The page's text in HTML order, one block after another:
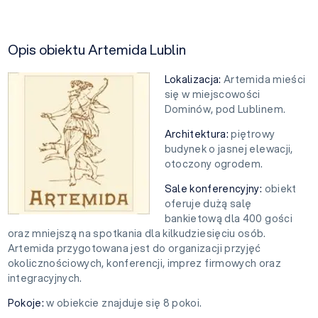
Opis obiektu Artemida Lublin
Lokalizacja:Artemida mieści
się w miejscowości
Dominów, pod Lublinem.
Architektura: piętrowy
budynek o jasnej elewacji,
otoczony ogrodem.
Sale konferencyjny: obiekt
oferuje dużą salę
bankietową dla 400 gości
oraz mniejszą na spotkania dla kilkudziesięciu osób.
Artemida przygotowana jest do organizacji przyjęć
okolicznościowych, konferencji, imprez firmowych oraz
integracyjnych.
Pokoje: w obiekcie znajduje się 8 pokoi.